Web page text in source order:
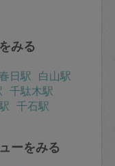
みる
春日駅 白山駅
千駄木駅
千石駅
ーをみる